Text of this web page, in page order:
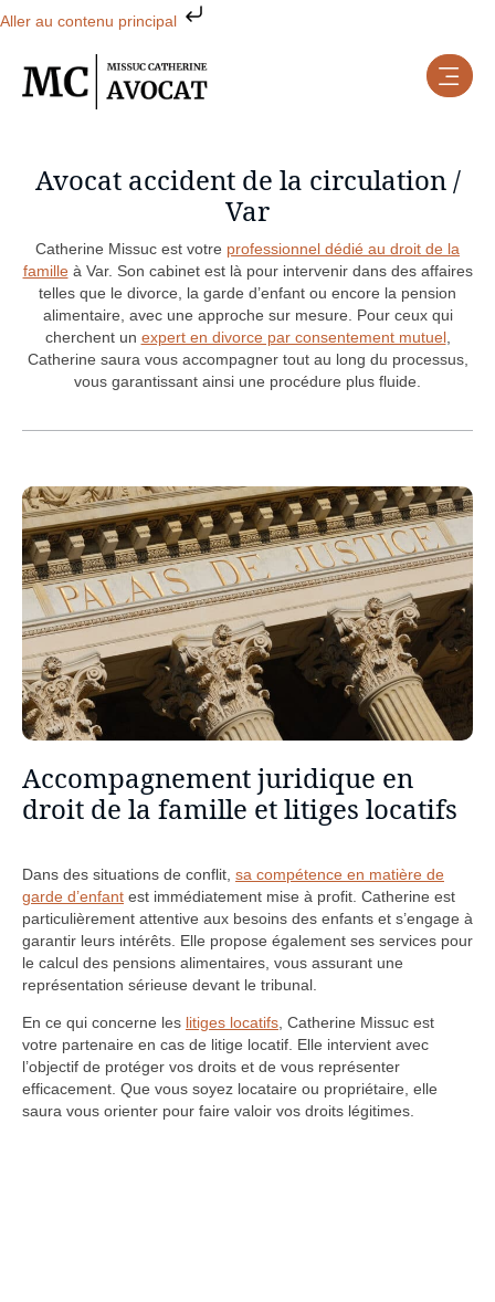
Aller au contenu principal
Avocat accident de la circulation /
Var
Catherine Missuc est votre professionnel dédié au droit de la
familleà Var. Son cabinet est là pour intervenir dans des affaires
telles que le divorce, la garde d’enfant ou encore la pension
alimentaire, avec une approche sur mesure. Pour ceux qui
cherchent un expert en divorce par consentement mutuel,
Catherine saura vous accompagner tout au long du processus,
vous garantissant ainsi une procédure plus fluide.
Accompagnement juridique en
droit de la famille et litiges locatifs
Dans des situations de conflit, sa compétence en matière de
garde d’enfant est immédiatement mise à profit. Catherine est
particulièrement attentive aux besoins des enfants et s’engage à
garantir leurs intérêts. Elle propose également ses services pour
le calcul des pensions alimentaires, vous assurant une
représentation sérieuse devant le tribunal.
En ce qui concerne les litiges locatifs, Catherine Missuc est
votre partenaire en cas de litige locatif. Elle intervient avec
l’objectif de protéger vos droits et de vous représenter
efficacement. Que vous soyez locataire ou propriétaire, elle
saura vous orienter pour faire valoir vos droits légitimes.